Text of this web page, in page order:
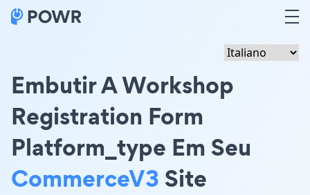
Embutir A Workshop
Registration Form
Platform_type Em Seu
CommerceV3Site